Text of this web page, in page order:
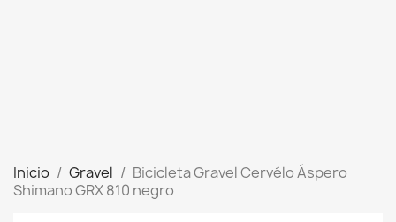
Inicio Gravel
Bicicleta Gravel Cervélo Áspero
Shimano GRX 810 negro